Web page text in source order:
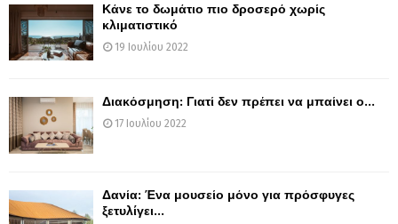
Κάνε το δωμάτιο πιο δροσερό χωρίς
κλιματιστικό
19 Ιουλίου 2022
Διακόσμηση: Γιατί δεν πρέπει να μπαίνει ο...
17 Ιουλίου 2022
Δανία: Ένα μουσείο μόνο για πρόσφυγες
ξετυλίγει...